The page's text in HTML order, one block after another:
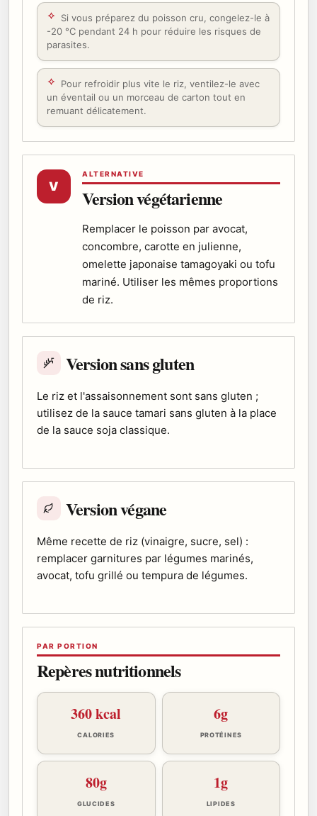
Si vous préparez du poisson cru, congelez-le à
-20 °C pendant 24 h pour réduire les risques de
parasites.
Pour refroidir plus vite le riz, ventilez-le avec
un éventail ou un morceau de carton tout en
remuant délicatement.
V
ALTERNATIVE
Version végétarienne
Remplacer le poisson par avocat,
concombre, carotte en julienne,
omelette japonaise tamagoyaki ou tofu
mariné. Utiliser les mêmes proportions
de riz.
Version sans gluten
Le riz et l'assaisonnement sont sans gluten ;
utilisez de la sauce tamari sans gluten à la place
de la sauce soja classique.
Version végane
Même recette de riz (vinaigre, sucre, sel) :
remplacer garnitures par légumes marinés,
avocat, tofu grillé ou tempura de légumes.
PAR PORTION
Repères nutritionnels
360 kcal
CALORIES
6g
PROTÉINES
80g
GLUCIDES
1g
LIPIDES